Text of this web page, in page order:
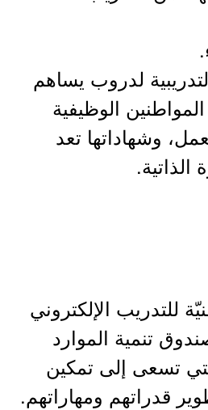
لدروب يساهم
الوظيفية
وشهاداتها تعد
للتدريب الإلكتروني
تنمية الموارد
تسعى إلى تمكين
قدراتهم ومهاراتهم.